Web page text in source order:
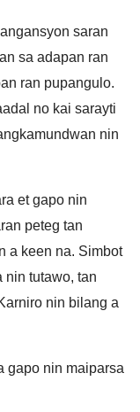
saran
sa adapan ran
ran pupangulo.
no kai sarayti
nin
et gapo nin
peteg tan
a keen na. Simbot
nin tutawo, tan
nin bilang a
gapo nin maiparsa